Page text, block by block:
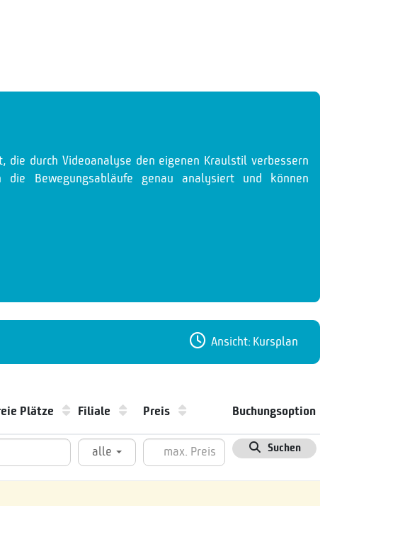
die durch Videoanalyse den eigenen Kraulstil verbessern
Bewegungsabläufe genau analysiert und können
Ansicht: Kursplan
Plätze Filiale Preis Buchungsoption
alle Suchen